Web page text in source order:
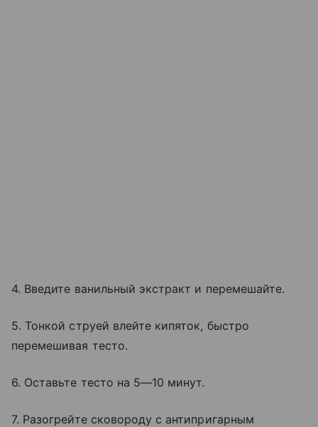
4. Введите ванильный экстракт и перемешайте.
5. Тонкой струей влейте кипяток, быстро
перемешивая тесто.
6. Оставьте тесто на 5—10 минут.
7. Разогрейте сковороду с антипригарным